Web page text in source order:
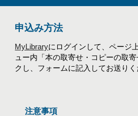
申込み方法
MyLibraryにログインして、ページ
ュー内「本の取寄せ・コピーの取
クし、フォームに記入してお送りく
注意事項